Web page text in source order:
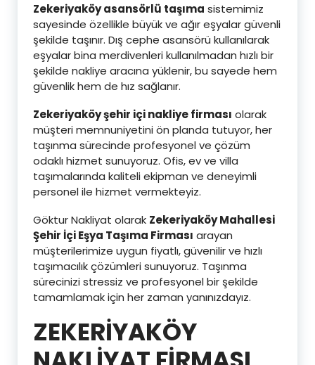
Zekeriyaköy asansörlü taşıma sistemimiz
sayesinde özellikle büyük ve ağır eşyalar güvenli
şekilde taşınır. Dış cephe asansörü kullanılarak
eşyalar bina merdivenleri kullanılmadan hızlı bir
şekilde nakliye aracına yüklenir, bu sayede hem
güvenlik hem de hız sağlanır.
Zekeriyaköy şehir içi nakliye firması olarak
müşteri memnuniyetini ön planda tutuyor, her
taşınma sürecinde profesyonel ve çözüm
odaklı hizmet sunuyoruz. Ofis, ev ve villa
taşımalarında kaliteli ekipman ve deneyimli
personel ile hizmet vermekteyiz.
Göktur Nakliyat olarak Zekeriyaköy Mahallesi
Şehir İçi Eşya Taşıma Firması arayan
müşterilerimize uygun fiyatlı, güvenilir ve hızlı
taşımacılık çözümleri sunuyoruz. Taşınma
sürecinizi stressiz ve profesyonel bir şekilde
tamamlamak için her zaman yanınızdayız.
ZEKERİYAKÖY